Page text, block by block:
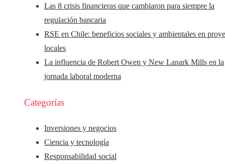
Las 8 crisis financieras que cambiaron para siempre la
regulación bancaria
RSE en Chile: beneficios sociales y ambientales en
locales
La influencia de Robert Owen y New Lanark Mills en la
jornada laboral moderna
Categorías
Inversiones y negocios
Ciencia y tecnología
Responsabilidad social